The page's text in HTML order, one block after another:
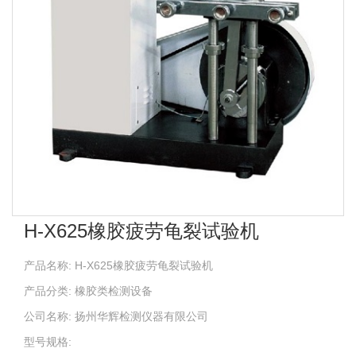
H-X625橡胶疲劳龟裂试验机
产品名称: H-X625橡胶疲劳龟裂试验机
产品分类: 橡胶类检测设备
公司名称: 扬州华辉检测仪器有限公司
型号规格: